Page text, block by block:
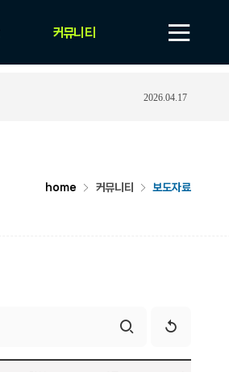
커뮤니티
2026.04.17
home 커뮤니티 보도자료